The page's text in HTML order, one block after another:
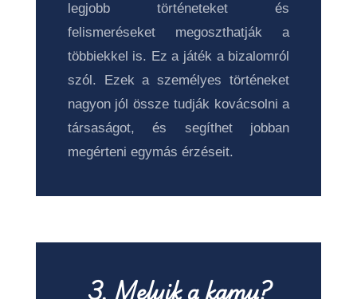
legjobb történeteket és
felismeréseket megoszthatják a
többiekkel is. Ez a játék a bizalomról
szól. Ezek a személyes történeket
nagyon jól össze tudják kovácsolni a
társaságot, és segíthet jobban
megérteni egymás érzéseit.
3. Melyik a kamu?